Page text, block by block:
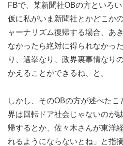
FBで、某新聞社OBの方といろ
仮に私がいま新聞社とかどこか
ャーナリズム復帰する場合、あ
なかったら絶対に得られなかっ
り、選挙なり、政界裏事情なり
かえることができるね、と。
しかし、そのOBの方が述べた
界は回転ドア社会じゃないのが
帰するとか、佐々木さんが東洋
れるようにならないとね」と指